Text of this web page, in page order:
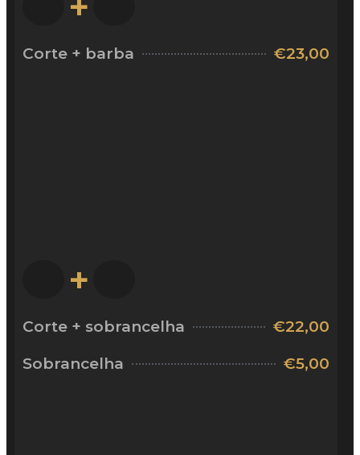
Corte + barba €23,00
+
Corte + sobrancelha
€22,00
Sobrancelha
€5,00